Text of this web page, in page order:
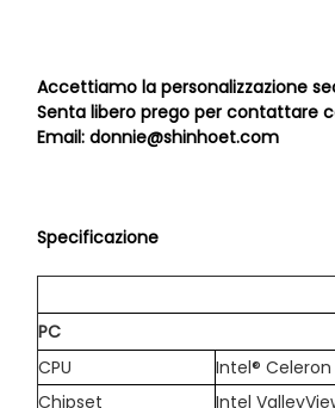
Accettiamo la personalizzazione
Senta libero prego per contattare
Email: donnie@shinhoet.com
Specificazione
PC
CPU
Intel® Celeron
Chipset
Intel